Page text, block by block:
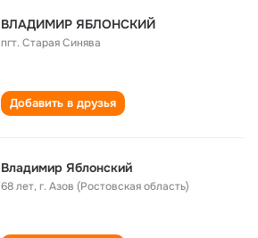
ВЛАДИМИР ЯБЛОНСКИЙ
пгт. Старая Синява
Добавить в друзья
Владимир Яблонский
68 лет,г. Азов (Ростовская область)